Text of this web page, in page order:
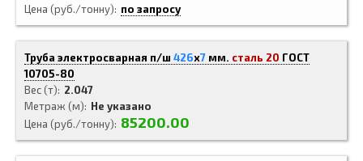
Цена (руб./тонну) по запросу
Труба электросварная п/ш 426x7 мм. сталь 20 ГОСТ
10705-80
Вес (т)
2.047
Метраж (м)
Не указано
Цена (руб./тонну)
85200.00